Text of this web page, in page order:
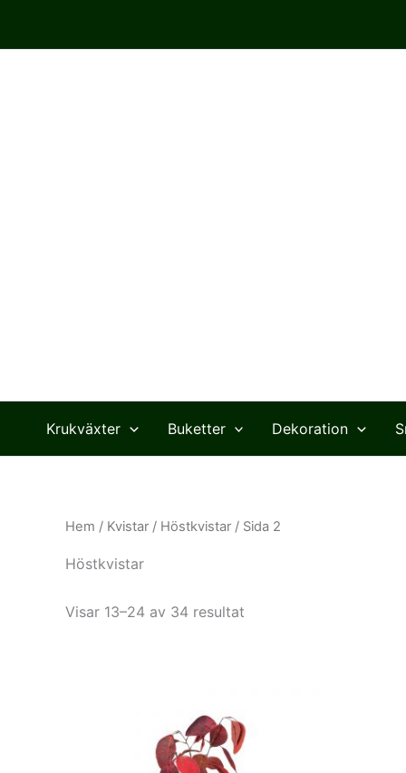
Krukväxter Buketter Dekoration
Hem / Kvistar / Höstkvistar / Sida 2
Höstkvistar
Visar 13–24 av 34 resultat